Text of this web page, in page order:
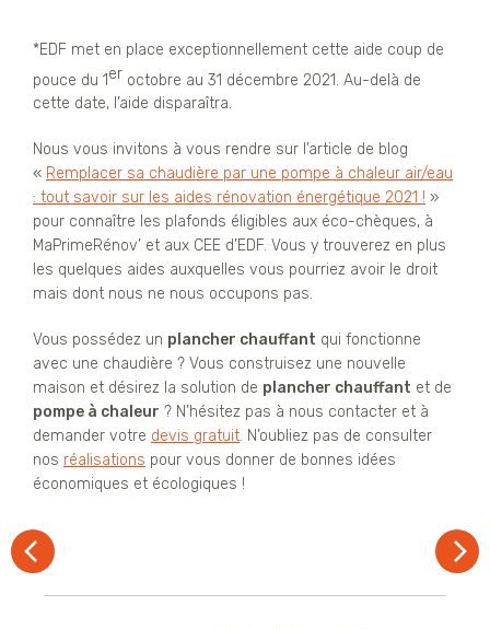
*EDF met en place exceptionnellement cette aide coup de
pouce du 1er octobre au 31 décembre 2021. Au-delà de
cette date, l’aide disparaîtra.
Nous vous invitons à vous rendre sur l’article de blog
« Remplacer sa chaudière par une pompe à chaleur air/eau
: tout savoir sur les aides rénovation énergétique 2021 ! »
pour connaître les plafonds éligibles aux éco-chèques, à
MaPrimeRénov’ et aux CEE d’EDF. Vous y trouverez en plus
les quelques aides auxquelles vous pourriez avoir le droit
mais dont nous ne nous occupons pas.
Vous possédez un plancher chauffant qui fonctionne
avec une chaudière ? Vous construisez une nouvelle
maison et désirez la solution de plancher chauffant et de
pompe à chaleur ? N’hésitez pas à nous contacter et à
demander votre devis gratuit. N’oubliez pas de consulter
nos réalisations pour vous donner de bonnes idées
économiques et écologiques !